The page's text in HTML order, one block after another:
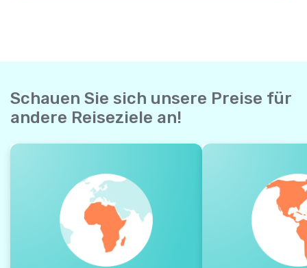
Schauen Sie sich unsere Preise für
andere Reiseziele an!